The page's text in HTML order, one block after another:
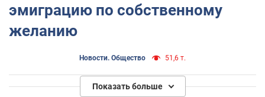
эмиграцию по собственному
желанию
Новости. Общество 51,6 т.
Показать больше